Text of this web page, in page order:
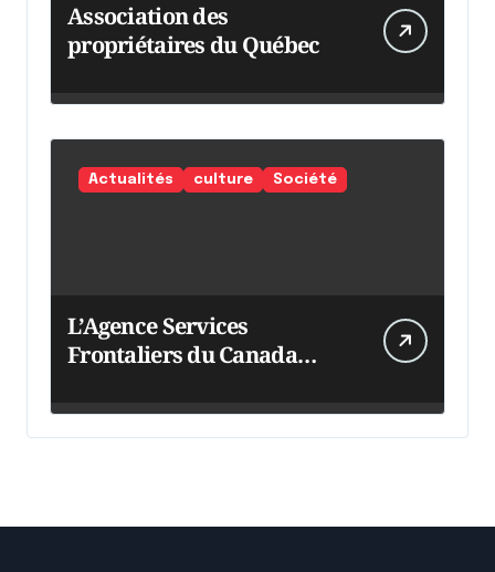
Association des
propriétaires du Québec
Actualités culture Société
L’Agence Services
Frontaliers du Canada